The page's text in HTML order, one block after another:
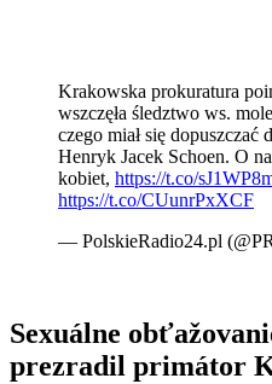
Krakowska prokuratura
wszczęła śledztwo ws.
czego miał się dopuszczać
Henryk Jacek Schoen. O
kobiet, https://t.co/
https://t.co/CUunrPxXCF
— PolskieRadio24.pl
Sexuálne
prezradil primátor